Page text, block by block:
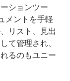
ションツー
メントを手軽
リスト、見出
て管理され、
るのもユニー